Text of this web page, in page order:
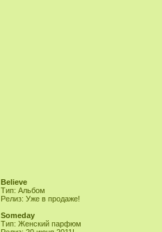
Believe
Тип: Альбом
Релиз: Уже в продаже!
Someday
Тип: Женский парфюм